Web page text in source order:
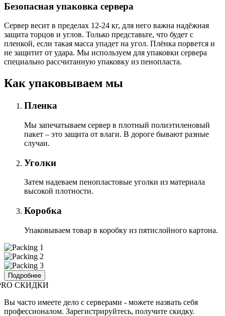
Безопасная упаковка сервера
Сервер весит в пределах 12-24 кг, для него важна надёжная
защита торцов и углов. Только представьте, что будет с
пленкой, если такая масса упадет на угол. Плёнка порвется и
не защитит от удара. Мы используем для упаковки сервера
специально расcчитанную упаковку из пенопласта.
Как упаковываем мы
Пленка
Мы запечатываем сервер в плотный полиэтиленовый
пакет – это защита от влаги. В дороге бывают разные
случаи.
Уголки
Затем надеваем пенопластовые уголки из материала
высокой плотности.
Коробка
Упаковываем товар в коробку из пятислойного картона.
Подробнее
СКИДКИ
Вы часто имеете дело с серверами - можете назвать себя
профессионалом. Зарегистрируйтесь, получите скидку.